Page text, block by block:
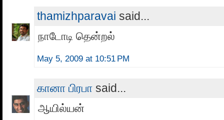
thamizhparavai said...
நாடோடி தென்றல்
May 5, 2009 at 10:51 PM
கானா பிரபா said...
ஆயில்யன்